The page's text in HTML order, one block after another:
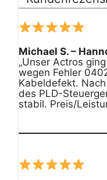
Michael S. –
„Unser Actros
wegen Fehler
Kabeldefekt.
des PLD-
stabil. Preis/